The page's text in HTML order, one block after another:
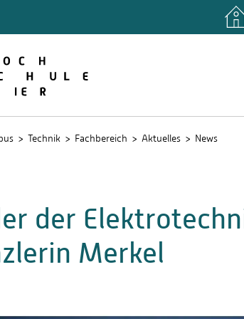
Technik Fachbereich Aktuelles News
der
Merkel